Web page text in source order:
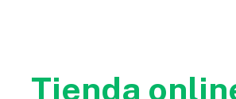
Tienda